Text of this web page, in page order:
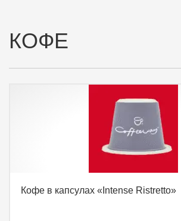
КОФЕ
Кофе в капсулах «Intense Ristretto»